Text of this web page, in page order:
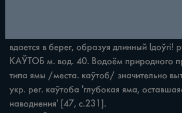
возвышенности среди болота,
То же на Брестч. [51, с.75]. См. также
вдается в берег, образуя длинный Ідоўгі!
КАЎТОБ м. вод. 40. Водоём природного
типа ямы /места. каўтоб/ значительно
укр. рег. каўтоба 'глубокая яма,
наводнения' [47, с.231].